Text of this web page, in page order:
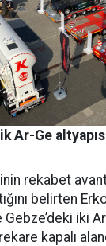
Ar-Ge
reka­bet
belirten
iki
kapalı